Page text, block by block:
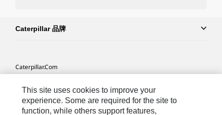
Caterpillar 品牌
Caterpillar.com
我的营销首选项
This site uses cookies to improve your
experience. Some are required for the site to
function, while others support features,